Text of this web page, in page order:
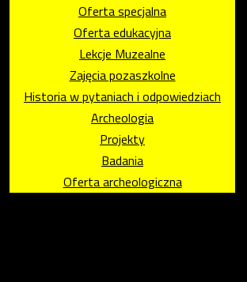
Oferta specjalna
Oferta edukacyjna
Lekcje Muzealne
Zajęcia pozaszkolne
Historia w pytaniach i odpowiedziach
Archeologia
Projekty
Badania
Oferta archeologiczna